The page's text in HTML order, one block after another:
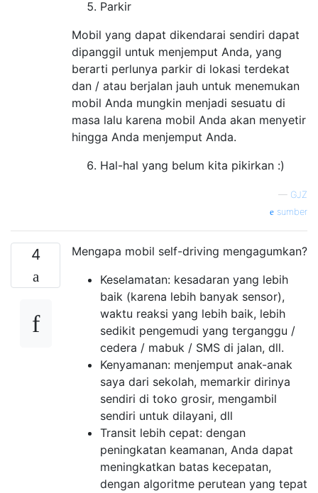
Parkir
Mobil yang dapat dikendarai sendiri dapat
dipanggil untuk menjemput Anda, yang
berarti perlunya parkir di lokasi terdekat
dan / atau berjalan jauh untuk menemukan
mobil Anda mungkin menjadi sesuatu di
masa lalu karena mobil Anda akan menyetir
hingga Anda menjemput Anda.
Hal-hal yang belum kita pikirkan :)
— GJZ
sumber
4
Mengapa mobil self-driving mengagumkan?
Keselamatan: kesadaran yang lebih
baik (karena lebih banyak sensor),
waktu reaksi yang lebih baik, lebih
sedikit pengemudi yang terganggu /
cedera / mabuk / SMS di jalan, dll.
Kenyamanan: menjemput anak-anak
saya dari sekolah, memarkir dirinya
sendiri di toko grosir, mengambil
sendiri untuk dilayani, dll
Transit lebih cepat: dengan
peningkatan keamanan, Anda dapat
meningkatkan batas kecepatan,
dengan algoritme perutean yang tepat